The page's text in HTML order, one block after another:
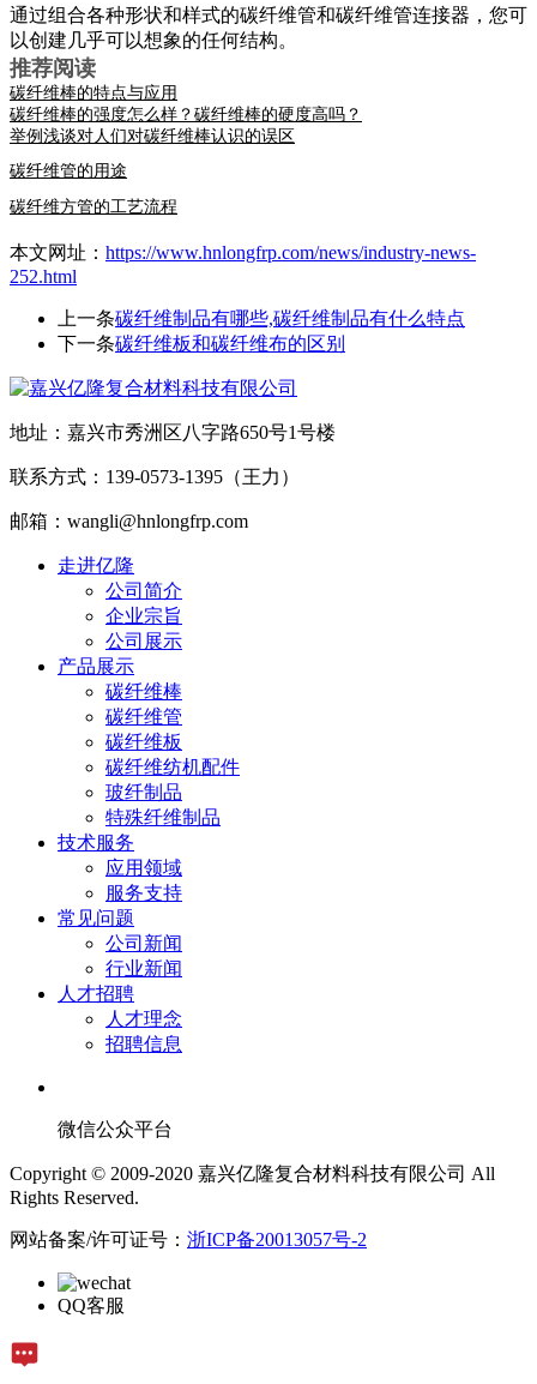
通过组合各种形状和样式的碳纤维管和碳纤维管连接器，您可
以创建几乎可以想象的任何结构。
推荐阅读
碳纤维棒的特点与应用
碳纤维棒的强度怎么样？碳纤维棒的硬度高吗？
举例浅谈对人们对碳纤维棒认识的误区
碳纤维管的用途
碳纤维方管的工艺流程
本文网址： https://www.hnlongfrp.com/news/industry-news-
252.html
上一条碳纤维制品有哪些,碳纤维制品有什么特点
下一条碳纤维板和碳纤维布的区别
地址：嘉兴市秀洲区八字路650号1号楼
联系方式：139-0573-1395（王力）
邮箱：wangli@hnlongfrp.com
走进亿隆
公司简介
企业宗旨
公司展示
产品展示
碳纤维棒
碳纤维管
碳纤维板
碳纤维纺机配件
玻纤制品
特殊纤维制品
技术服务
应用领域
服务支持
常见问题
公司新闻
行业新闻
人才招聘
人才理念
招聘信息
微信公众平台
Copyright © 2009-2020 嘉兴亿隆复合材料科技有限公司 All
Rights Reserved.
网站备案/许可证号： 浙ICP备20013057号-2
QQ客服